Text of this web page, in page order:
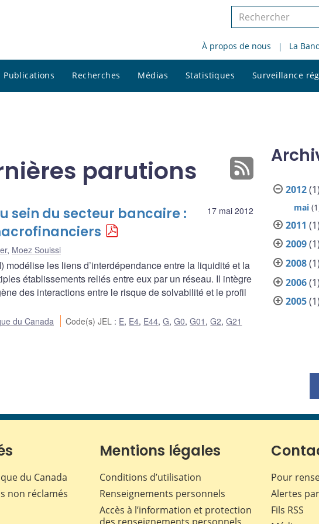
Rechercher
le
site
À propos de nous La
Publications Recherches Médias Statistiques Surveillance
parutions
17 mai 2012
sein du secteur bancaire :
, Moez Souissi
les liens d’interdépendance entre la liquidité et la
établissements reliés entre eux par un réseau. Il intègre
des interactions entre le risque de solvabilité et le profil
du Canada Code(s) JEL : E, E4, E44,G,G0,G01 ,G2,G21
2012(1)
mai
2011 (1)
2009(1)
2008(1)
2006(1)
2005(1)
du Canada
non réclamés
Mentions légales
Conditions d’utilisation
Renseignements personnels
Accès à l’information et protection
Pour
Alertes
Fils RSS